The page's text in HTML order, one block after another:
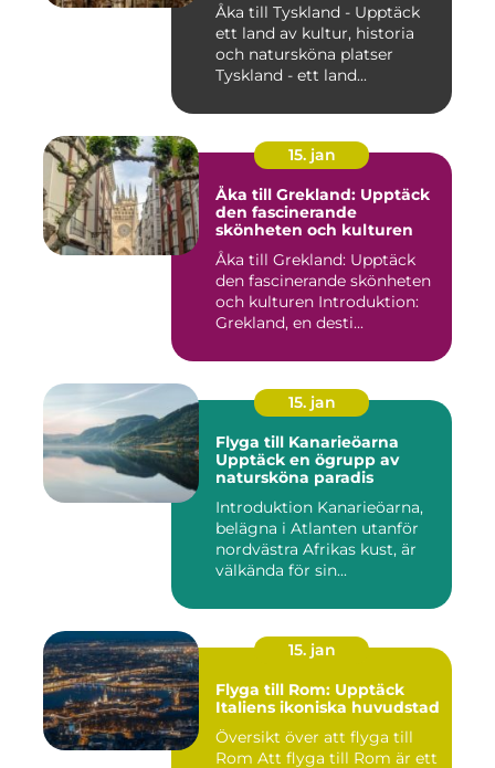
Åka till Tyskland - Upptäck
ett land av kultur, historia
och natursköna platser
Tyskland - ett land...
15. jan
Åka till Grekland: Upptäck
den fascinerande
skönheten och kulturen
Åka till Grekland: Upptäck
den fascinerande skönheten
och kulturen Introduktion:
Grekland, en desti...
15. jan
Flyga till Kanarieöarna
Upptäck en ögrupp av
natursköna paradis
Introduktion Kanarieöarna,
belägna i Atlanten utanför
nordvästra Afrikas kust, är
välkända för sin...
15. jan
Flyga till Rom: Upptäck
Italiens ikoniska huvudstad
Översikt över att flyga till
Rom Att flyga till Rom är ett